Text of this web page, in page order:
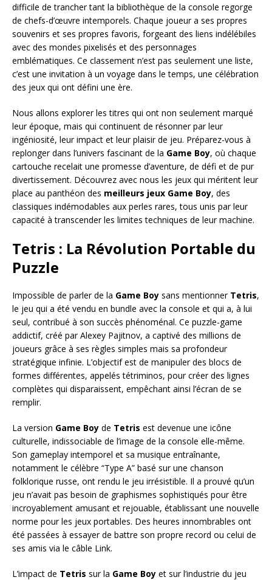
difficile de trancher tant la bibliothèque de la console regorge
de chefs-d’œuvre intemporels. Chaque joueur a ses propres
souvenirs et ses propres favoris, forgeant des liens indélébiles
avec des mondes pixelisés et des personnages
emblématiques. Ce classement n’est pas seulement une liste,
c’est une invitation à un voyage dans le temps, une célébration
des jeux qui ont défini une ère.
Nous allons explorer les titres qui ont non seulement marqué
leur époque, mais qui continuent de résonner par leur
ingéniosité, leur impact et leur plaisir de jeu. Préparez-vous à
replonger dans l’univers fascinant de la Game Boy, où chaque
cartouche recelait une promesse d’aventure, de défi et de pur
divertissement. Découvrez avec nous les jeux qui méritent leur
place au panthéon des meilleurs jeux Game Boy, des
classiques indémodables aux perles rares, tous unis par leur
capacité à transcender les limites techniques de leur machine.
Tetris : La Révolution Portable du
Puzzle
Impossible de parler de la Game Boy sans mentionner Tetris,
le jeu qui a été vendu en bundle avec la console et qui a, à lui
seul, contribué à son succès phénoménal. Ce puzzle-game
addictif, créé par Alexey Pajitnov, a captivé des millions de
joueurs grâce à ses règles simples mais sa profondeur
stratégique infinie. L’objectif est de manipuler des blocs de
formes différentes, appelés tétriminos, pour créer des lignes
complètes qui disparaissent, empêchant ainsi l’écran de se
remplir.
La version Game Boy de Tetris est devenue une icône
culturelle, indissociable de l’image de la console elle-même.
Son gameplay intemporel et sa musique entraînante,
notamment le célèbre “Type A” basé sur une chanson
folklorique russe, ont rendu le jeu irrésistible. Il a prouvé qu’un
jeu n’avait pas besoin de graphismes sophistiqués pour être
incroyablement amusant et rejouable, établissant une nouvelle
norme pour les jeux portables. Des heures innombrables ont
été passées à essayer de battre son propre record ou celui de
ses amis via le câble Link.
L’impact de Tetris sur la Game Boy et sur l’industrie du jeu